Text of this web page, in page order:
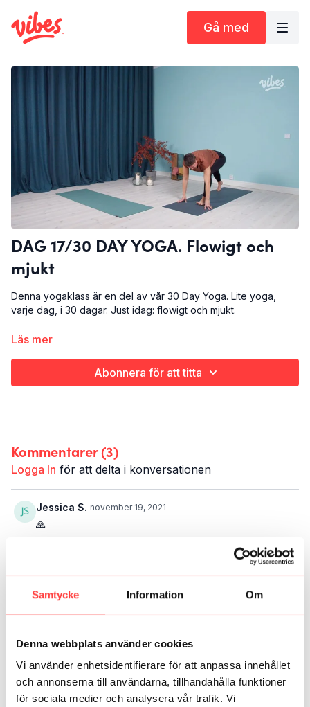
Samtycke Information Om
Denna webbplats använder cookies
Vi använder enhetsidentifierare för att anpassa innehållet
och annonserna till användarna, tillhandahålla funktioner
för sociala medier och analysera vår trafik. Vi
Gå med
DAG 17/30 DAY YOGA. Flowigt och
mjukt
Denna yogaklass är en del av vår 30 Day Yoga. Lite yoga,
varje dag, i 30 dagar. Just idag: flowigt och mjukt.
Det här är dag 17:
Läs mer
Abonnera för att titta
Kommentarer (3)
Logga In för att delta i konversationen
Jessica S. november 19, 2021
🙏
Skönt! 💫
0
Anna-Lena
🙏 Ha en fin dag ✨
0